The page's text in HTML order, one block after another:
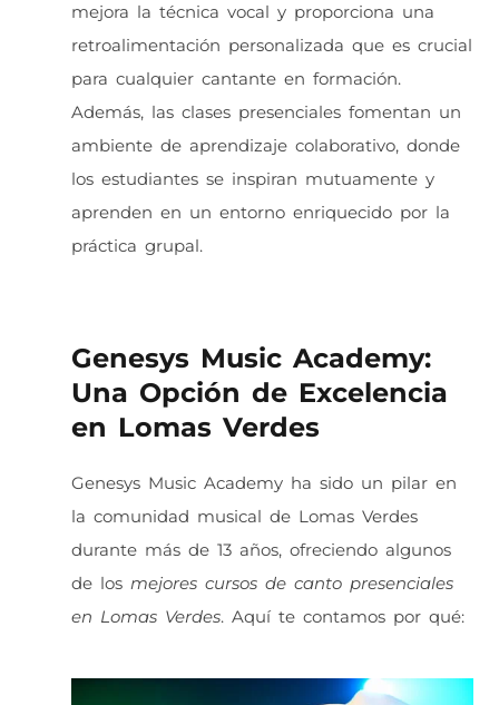
mejora la técnica vocal y proporciona una
retroalimentación personalizada que es crucial
para cualquier cantante en formación.
Además, las clases presenciales fomentan un
ambiente de aprendizaje colaborativo, donde
los estudiantes se inspiran mutuamente y
aprenden en un entorno enriquecido por la
práctica grupal.
Genesys Music Academy:
Una Opción de Excelencia
en Lomas Verdes
Genesys Music Academy ha sido un pilar en
la comunidad musical de Lomas Verdes
durante más de 13 años, ofreciendo algunos
de los mejores cursos de canto presenciales
en Lomas Verdes. Aquí te contamos por qué: